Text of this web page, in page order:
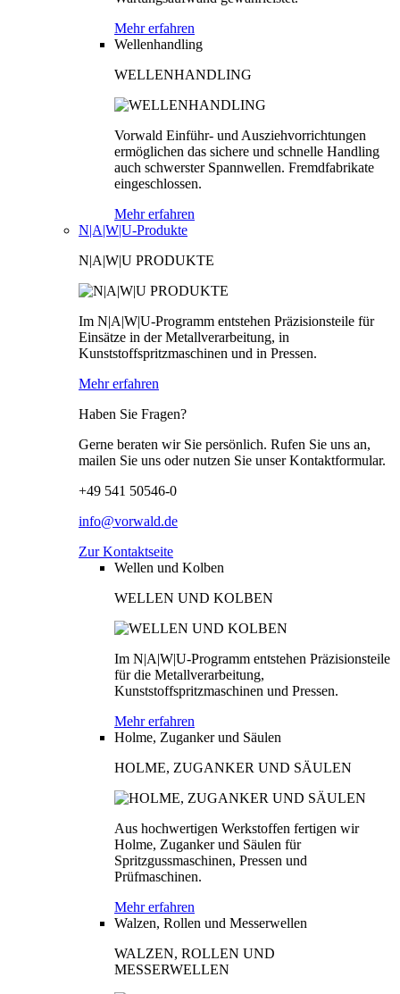
Mehr erfahren
Wellenhandling
WELLENHANDLING
Vorwald Einführ- und Ausziehvorrichtungen
ermöglichen das sichere und schnelle Handling
auch schwerster Spannwellen. Fremdfabrikate
eingeschlossen.
Mehr erfahren
N|A|W|U-Produkte
N|A|W|U PRODUKTE
Im N|A|W|U-Programm entstehen Präzisionsteile für
Einsätze in der Metallverarbeitung, in
Kunststoffspritzmaschinen und in Pressen.
Mehr erfahren
Haben Sie Fragen?
Gerne beraten wir Sie persönlich. Rufen Sie uns an,
mailen Sie uns oder nutzen Sie unser Kontaktformular.
+49 541 50546-0
info@vorwald.de
Zur Kontaktseite
Wellen und Kolben
WELLEN UND KOLBEN
Im N|A|W|U-Programm entstehen Präzisionsteile
für die Metallverarbeitung,
Kunststoffspritzmaschinen und Pressen.
Mehr erfahren
Holme, Zuganker und Säulen
HOLME, ZUGANKER UND SÄULEN
Aus hochwertigen Werkstoffen fertigen wir
Holme, Zuganker und Säulen für
Spritzgussmaschinen, Pressen und
Prüfmaschinen.
Mehr erfahren
Walzen, Rollen und Messerwellen
WALZEN, ROLLEN UND
MESSERWELLEN